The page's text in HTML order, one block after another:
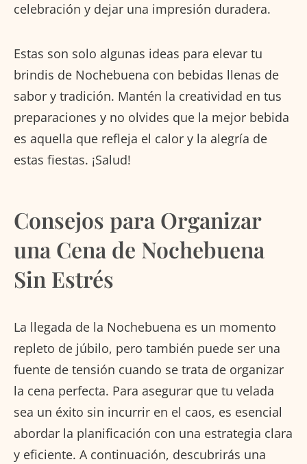
celebración y dejar una impresión duradera.
Estas son solo algunas ideas para elevar tu
brindis de Nochebuena con bebidas llenas de
sabor y tradición. Mantén la creatividad en tus
preparaciones y no olvides que la mejor bebida
es aquella que refleja el calor y la alegría de
estas fiestas. ¡Salud!
Consejos para Organizar
una Cena de Nochebuena
Sin Estrés
La llegada de la Nochebuena es un momento
repleto de júbilo, pero también puede ser una
fuente de tensión cuando se trata de organizar
la cena perfecta. Para asegurar que tu velada
sea un éxito sin incurrir en el caos, es esencial
abordar la planificación con una estrategia clara
y eficiente. A continuación, descubrirás una